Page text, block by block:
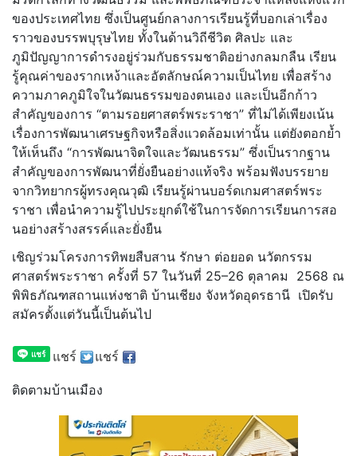
ของประเทศไทย ซึ่งเป็นศูนย์กลางการเรียนรู้ที่บอกเล่าเรื่อง
ราวของบรรพบุรุษไทย ทั้งในด้านวิถีชีวิต ศิลปะ และ
ภูมิปัญญาการดำรงอยู่ร่วมกับธรรมชาติอย่างกลมกลืน เรียน
รู้คุณค่าของรากเหง้าและอัตลักษณ์ความเป็นไทย เพื่อสร้าง
ความภาคภูมิใจในวัฒนธรรมของตนเอง และเป็นอีกก้าว
สำคัญของการ “ตามรอยศาสตร์พระราชา” ที่ไม่ได้เพียงเน้น
เรื่องการพัฒนาเศรษฐกิจหรือสิ่งแวดล้อมเท่านั้น แต่ยังตอกย้ำ
ให้เห็นถึง “การพัฒนาจิตใจและวัฒนธรรม” ซึ่งเป็นรากฐาน
สำคัญของการพัฒนาที่ยั่งยืนอย่างแท้จริง พร้อมฟังบรรยาย
จากวิทยากรผู้ทรงคุณวุฒิ เรียนรู้ผ่านบอร์ดเกมศาสตร์พระ
ราชา เพื่อนำความรู้ไปประยุกต์ใช้ในการจัดการเรียนการสอ
นอย่างสร้างสรรค์และยั่งยืน
เชิญร่วมโครงการทิพยสืบสาน รักษา ต่อยอด นวัตกรรม
ศาสตร์พระราชา ครั้งที่ 57 ในวันที่ 25–26 ตุลาคม 2568 ณ
พิพิธภัณฑสถานแห่งชาติ บ้านเชียง จังหวัดอุดรธานี เปิดรับ
สมัครตั้งแต่วันนี้เป็นต้นไป
แชร์ แชร์
ติดตามบ้านเมือง